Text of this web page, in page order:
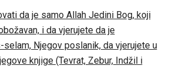
da je samo Allah Jedini Bog, koji
i da vjerujete da je
selam, Njegov poslanik, da vjerujete u
knjige (Tevrat, Zebur, Indžil i